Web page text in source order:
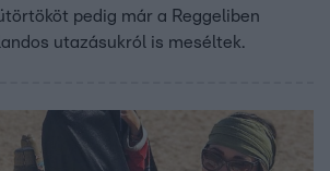
pedig már a Reggeliben
utazásukról is meséltek.